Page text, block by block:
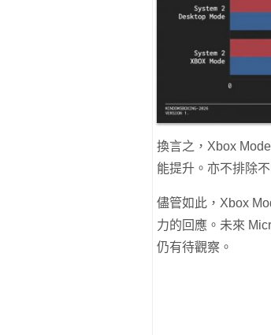
換言之，Xbox
能提升。亦不排除
儘管如此，Xbox
力的回應。未來
仍有待觀察。